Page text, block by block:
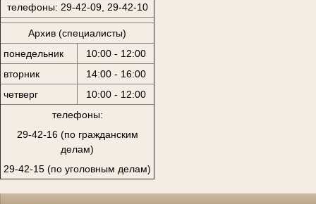
телефоны: 29-42-09, 29-42-10
Архив (специалисты)
понедельник
10:00 - 12:00
вторник
14:00 - 16:00
четверг
10:00 - 12:00
телефоны:
29-42-16 (по гражданским
делам)
29-42-15 (по уголовным делам)